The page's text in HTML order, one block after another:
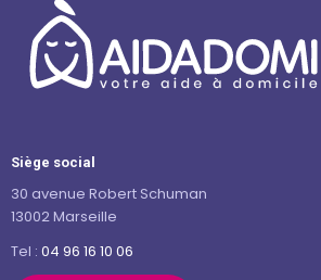
Siège social
30 avenue Robert Schuman
13002 Marseille
Tel : 04 96 16 10 06